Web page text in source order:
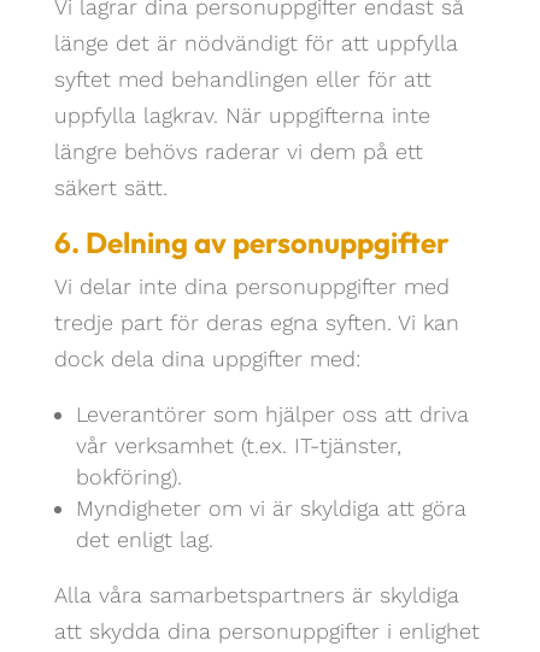
Vi lagrar dina personuppgifter endast så
länge det är nödvändigt för att uppfylla
syftet med behandlingen eller för att
uppfylla lagkrav. När uppgifterna inte
längre behövs raderar vi dem på ett
säkert sätt.
6. Delning av personuppgifter
Vi delar inte dina personuppgifter med
tredje part för deras egna syften. Vi kan
dock dela dina uppgifter med:
Leverantörer som hjälper oss att driva
vår verksamhet (t.ex. IT-tjänster,
bokföring).
Myndigheter om vi är skyldiga att göra
det enligt lag.
Alla våra samarbetspartners är skyldiga
att skydda dina personuppgifter i enlighet